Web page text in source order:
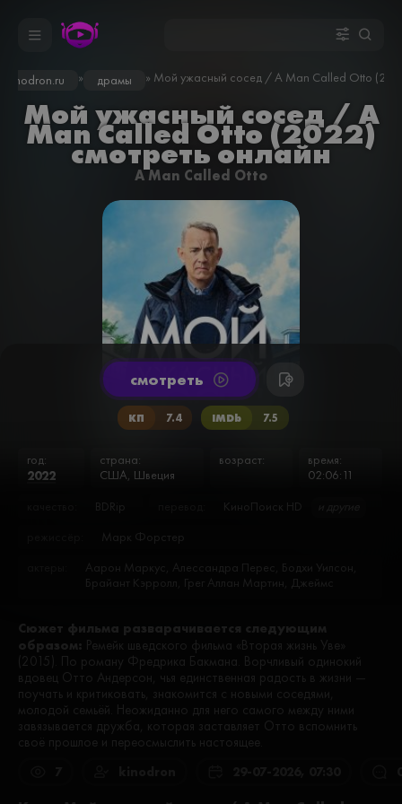
kinodron.ru » драмы » Мой ужасный сосед / A Man Called Otto
Мой ужасный сосед / A
Man Called Otto (2022)
смотреть онлайн
A Man Called Otto
Сюжет фильма разварачивается следующим
образом: Ремейк шведского фильма «Вторая жизнь Уве»
(2015). По роману Фредрика Бакмана. Ворчливый одинокий
вдовец Отто Андерсон, чья единственная радость в жизни —
поучать и критиковать, знакомится с новыми соседями,
молодой семьёй. Неожиданно для него самого между ними
завязывается дружба, которая заставляет Отто вспомнить
своё прошлое и переосмыслить настоящее.
cмотреть
КП 7.4 IMDb 7.5
год:
2022
страна:
США, Швеция
возраст:
время:
02:06:11
BDRip
Марк Форстер
КиноПоиск HD
Аарон Маркус, Алессандра Перес, Бодхи Уилсон,
Брайант Кэрролл, Грег Аллан Мартин, Джеймс
Доминик Маррон, Жозефин В. Кларк, Жозефина
Линдегор, Ира Эмикс, Кайли Хайман, Карл Клемонс,
Келли Ламор Уилсон, Кристи Нолен, Кристиана
Монтойя, Кэмерон Бриттон, Лили Козуб, Майк
Бирбилья, Мак Байда, Макс Павел, Мануэль Рульфо,
Мариана Тревиньо, Патрик Станни, Питер Лосон
Спенсер Гранезе, Том Хэнкс, Тони Бингхэм, Труман
Хэнкс, Уильям Пол Кларк, Хуанита Дженнингс,